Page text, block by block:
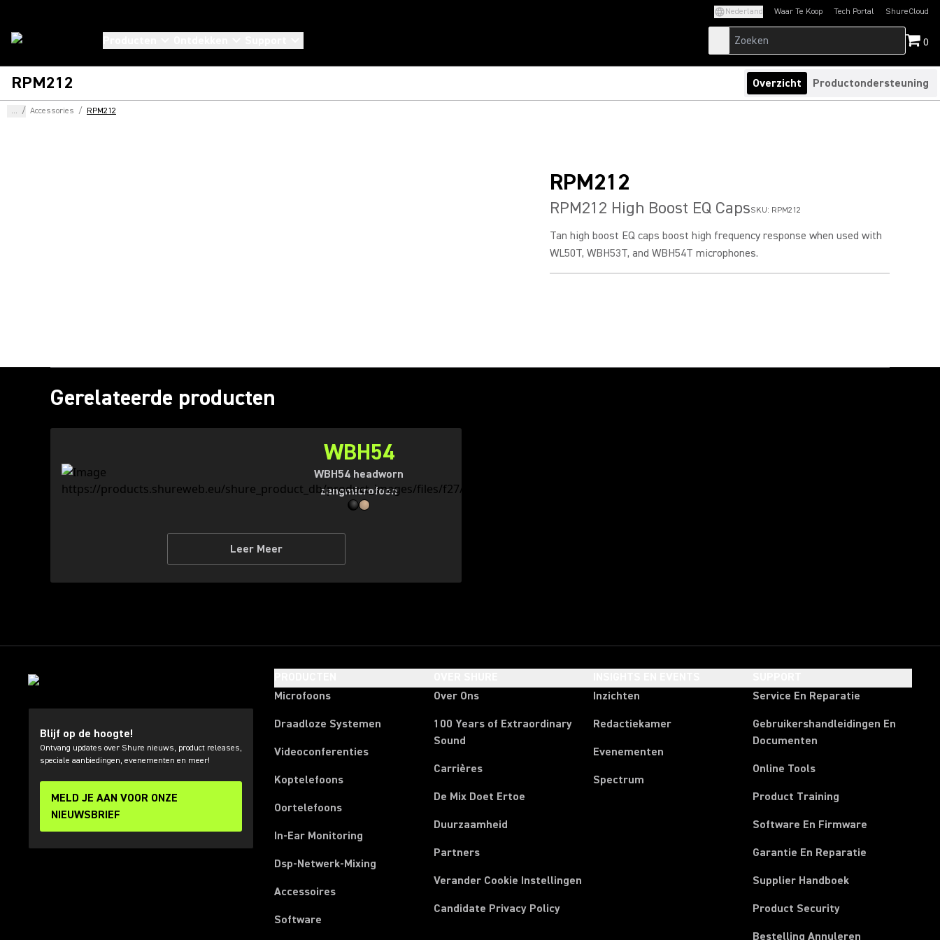
Nederland Waar Te Koop Tech Portal
(Opens in a new tab)ShureCloud
(Opens in a new
0
RPM212 Overzicht Productondersteuning
... / Accessories / RPM212
RPM212
RPM212 High Boost EQ CapsSKU: RPM212
Tan high boost EQ caps boost high frequency response when used with
WL50T, WBH53T, and WBH54T microphones.
Gerelateerde producten
WBH54
WBH54 headworn
zangmicrofoon
Leer Meer
Blijf op de hoogte!
Ontvang updates over Shure nieuws, product releases,
speciale aanbiedingen, evenementen en meer!
MELD JE AAN VOOR ONZE
NIEUWSBRIEF
Microfoons
Draadloze Systemen
Videoconferenties
Koptelefoons
Oortelefoons
In-Ear Monitoring
Dsp-Netwerk-Mixing
Accessoires
Software
Over Ons
100 Years of Extraordinary
Sound
Carrières
De Mix Doet Ertoe
Duurzaamheid
Partners
Verander Cookie Instellingen
Candidate Privacy Policy
Inzichten
Redactiekamer
Evenementen
Spectrum
Service En Reparatie
Gebruikershandleidingen En
Documenten
Online Tools
Product Training
Software En Firmware
Garantie En Reparatie
Supplier Handboek(Opens in a new
Product Security
Bestelling Annuleren